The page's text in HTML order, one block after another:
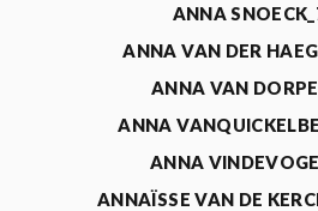
ANNA
ANNA VAN DER
ANNA VAN
ANNA
ANNA
ANNAÏSSE VAN DE